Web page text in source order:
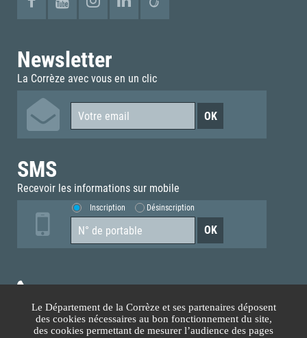
Newsletter
La Corrèze avec vous en un clic
SMS
Recevoir les informations sur mobile
Inscription Désinscription
Accès téléphonique sourds et malentendants
Le Département de la Corrèze et ses partenaires déposent
des cookies nécessaires au bon fonctionnement du site,
des cookies permettant de mesurer l’audience des pages